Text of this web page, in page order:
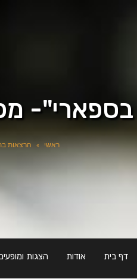
בספארי"-
ראשי » הרצאות
דף בית אודות הצגות